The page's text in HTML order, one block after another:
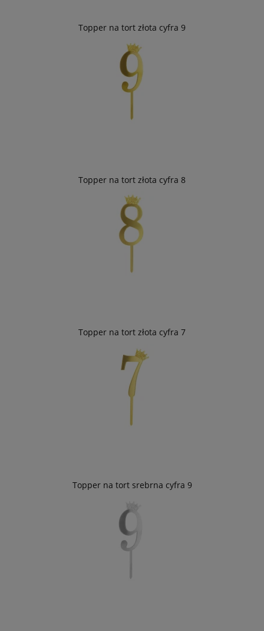
Topper na tort złota cyfra 9
Topper na tort złota cyfra 8
Topper na tort złota cyfra 7
Topper na tort srebrna cyfra 9